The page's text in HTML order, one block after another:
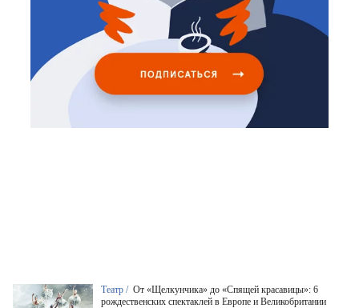
Театр / От «Щелкунчика» до «Спящей красавицы»: 6
рождественских спектаклей в Европе и Великобритании